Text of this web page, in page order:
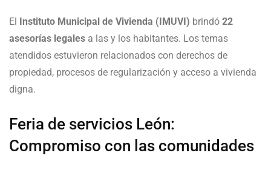
El Instituto Municipal de Vivienda (IMUVI) brindó 22
asesorías legales a las y los habitantes. Los temas
atendidos estuvieron relacionados con derechos de
propiedad, procesos de regularización y acceso a vivienda
digna.
Feria de servicios León:
Compromiso con las comunidades